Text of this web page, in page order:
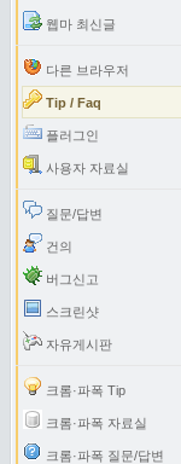
웹마 최신글
다른 브라우저
Tip / Faq
플러그인
사용자 자료실
질문/답변
건의
버그신고
스크린샷
자유게시판
크롬·파폭 Tip
크롬·파폭 자료실
크롬·파폭 질문/답변